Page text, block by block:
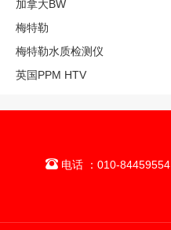
加拿大BW
梅特勒
梅特勒水质检测仪
英国PPM HTV
电话 ：010-84459554